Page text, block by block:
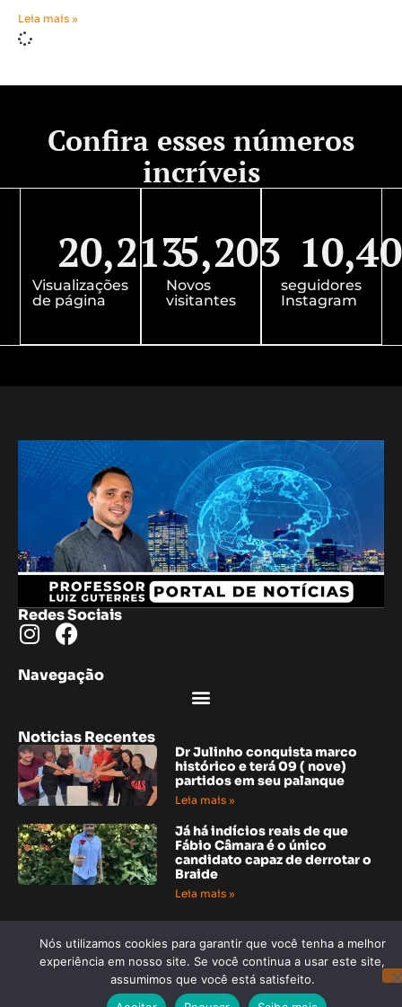
Leia mais »
Confira esses números
incríveis
Visualizações
de página
20,213
Novos
visitantes
5,203
seguidores
Instagram
Redes Sociais
Navegação
Noticias Recentes
Dr Julinho conquista marco
histórico e terá 09 ( nove)
partidos em seu palanque
Leia mais »
Já há indícios reais de que
Fábio Câmara é o único
candidato capaz de derrotar o
Braide
Leia mais »
“Grupo amigos solidários de
Araioses, o social é a base para
ajudar quem precisa”
Leia mais »
Nós utilizamos cookies para garantir que você tenha a melhor
experiência em nosso site. Se você continua a usar este site,
assumimos que você está satisfeito.